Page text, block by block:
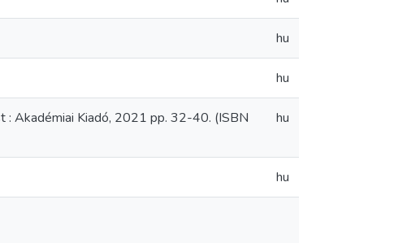
hu
hu
: Akadémiai Kiadó, 2021 pp. 32-40. (ISBN
hu
hu